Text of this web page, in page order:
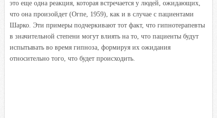
это еще одна реакция, которая встречается у людей, ожидающих,
что она произойдет (Огпе, 1959), как и в случае с пациентами
Шарко. Эти примеры подчеркивают тот факт, что гипнотерапевты
в значительной степени могут влиять на то, что пациенты будут
испытывать во время гипноза, формируя их ожидания
относительно того, что будет происходить.